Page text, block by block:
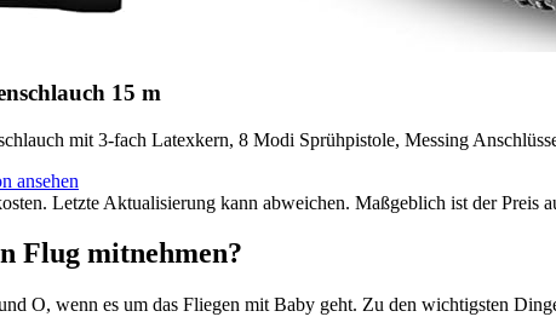
15 m
mit 3-fach Latexkern, 8 Modi Sprühpistole, Messing
ansehen
Letzte Aktualisierung kann abweichen. Maßgeblich ist der Preis
Flug mitnehmen?
O, wenn es um das Fliegen mit Baby geht. Zu den wichtigsten